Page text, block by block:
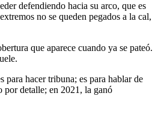
defendiendo hacia su arco, que es
no se queden pegados a la cal,
que aparece cuando ya se pateó.
hacer tribuna; es para hablar de
por detalle; en 2021, la ganó